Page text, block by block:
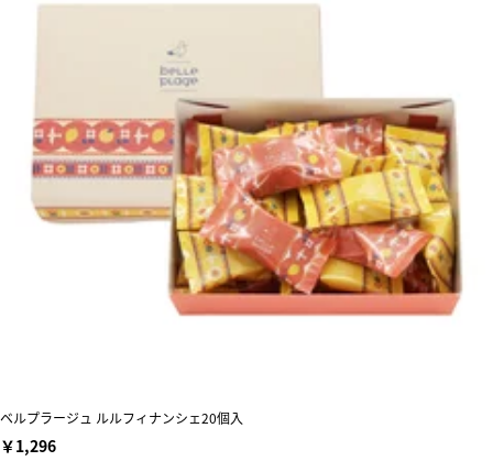
ベルプラージュ ルルフィナンシェ20個入
￥1,296